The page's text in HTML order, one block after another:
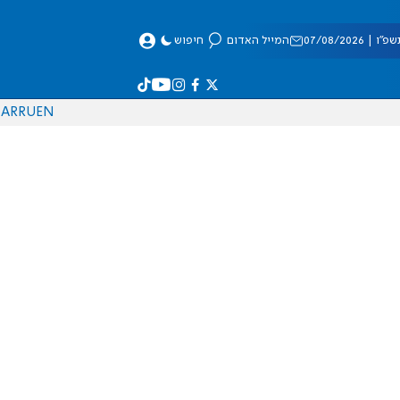
08/2026 המייל האדום חיפוש
EN
RU
AR